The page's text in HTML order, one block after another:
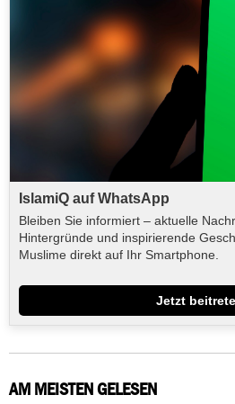
IslamiQ auf WhatsApp
Bleiben Sie informiert – aktuelle
Hintergründe und inspirierende
Muslime direkt auf Ihr Smartphone.
Jetzt
AM MEISTEN GELESEN